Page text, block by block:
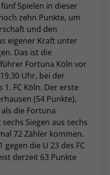
Spielen in dieser
zehn Punkte, um
und den
eigener Kraft unter
Das ist die
Fortuna Köln vor
Uhr, bei der
FC Köln. Der erste
(54 Punkte),
die Fortuna
Siegen aus sechs
72 Zähler kommen.
die U 23 des FC
derzeit 63 Punkte